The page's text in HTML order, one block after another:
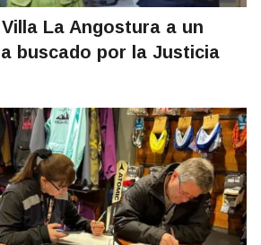
La Angostura a un
buscado por la Justicia